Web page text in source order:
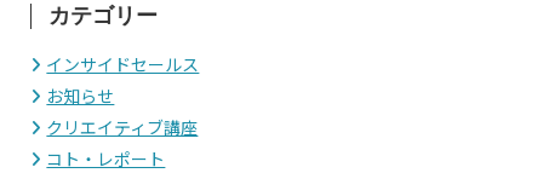
カテゴリー
インサイドセールス
お知らせ
クリエイティブ講座
コト・レポート